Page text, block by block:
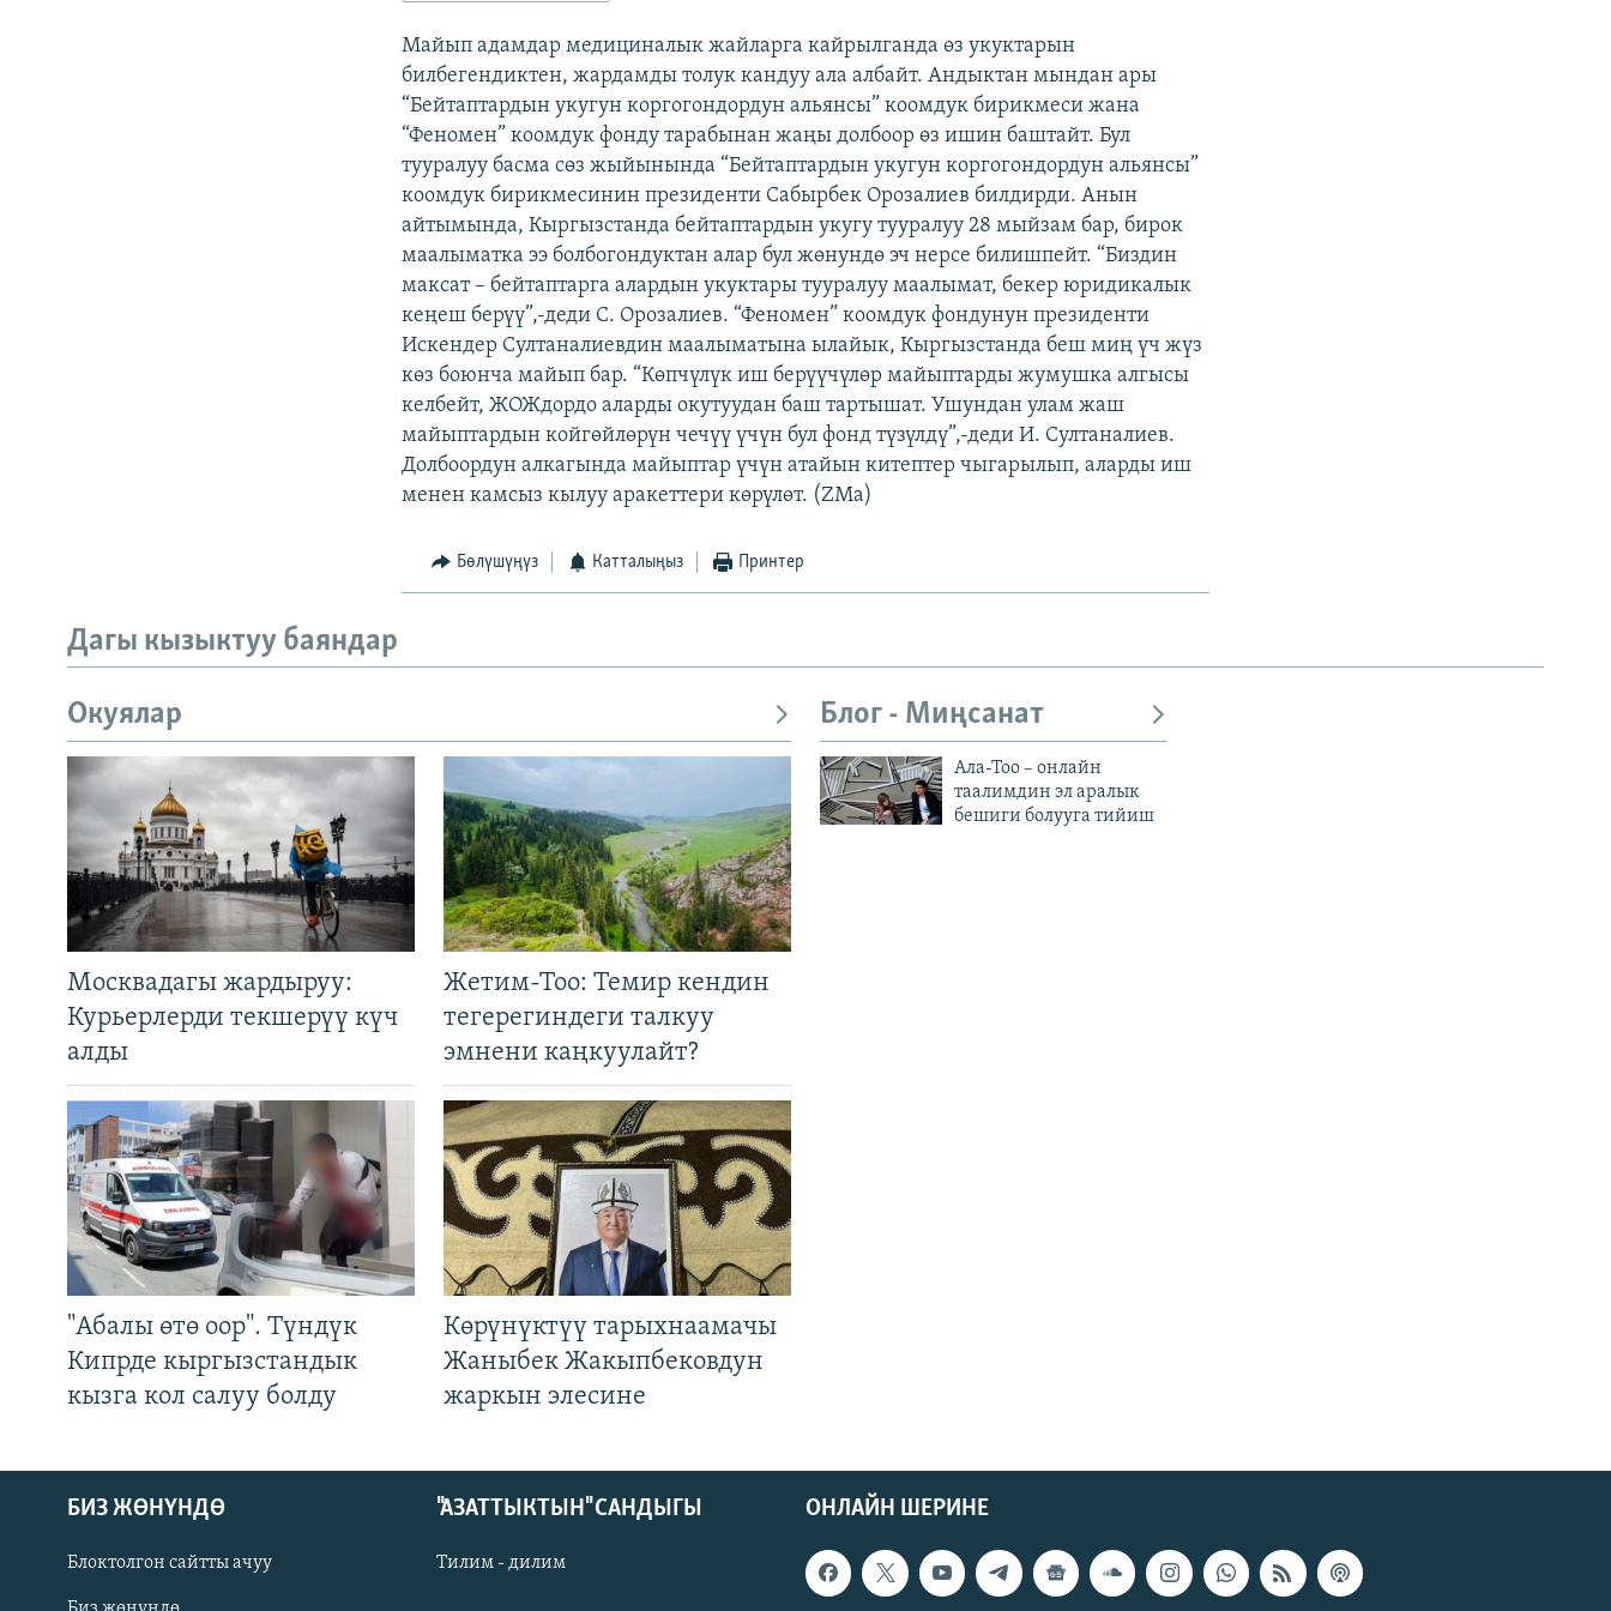
Майып адамдар медициналык жайларга кайрылганда өз укуктарын
билбегендиктен, жардамды толук кандуу ала албайт. Андыктан мындан ары
“Бейтаптардын укугун коргогондордун альянсы” коомдук бирикмеси жана
“Феномен” коомдук фонду тарабынан жаңы долбоор өз ишин баштайт. Бул
тууралуу басма сөз жыйынында “Бейтаптардын укугун коргогондордун альянсы”
коомдук бирикмесинин президенти Сабырбек Орозалиев билдирди. Анын
айтымында, Кыргызстанда бейтаптардын укугу тууралуу 28 мыйзам бар, бирок
маалыматка ээ болбогондуктан алар бул жөнундө эч нерсе билишпейт. “Биздин
максат – бейтаптарга алардын укуктары тууралуу маалымат, бекер юридикалык
кеңеш берүү”,-деди С. Орозалиев. “Феномен” коомдук фондунун президенти
Искендер Султаналиевдин маалыматына ылайык, Кыргызстанда беш миң үч жүз
көз боюнча майып бар. “Көпчүлүк иш берүүчүлөр майыптарды жумушка алгысы
келбейт, ЖОЖдордо аларды окутуудан баш тартышат. Ушундан улам жаш
майыптардын койгөйлөрүн чечүү үчүн бул фонд түзүлдү”,-деди И. Султаналиев.
Долбоордун алкагында майыптар үчүн атайын китептер чыгарылып, аларды иш
менен камсыз кылуу аракеттери көрүлөт. (ZMa)
Бөлүшүңүз Катталыңыз Принтер
Дагы кызыктуу баяндар
Окуялар
Москвадагы жардыруу:
Курьерлерди текшерүү күч
алды
Жетим-Тоо: Темир кендин
тегерегиндеги талкуу
эмнени каңкуулайт?
"Абалы өтө оор". Түндүк
Кипрде кыргызстандык
кызга кол салуу болду
Көрүнүктүү тарыхнаамачы
Жаныбек Жакыпбековдун
жаркын элесине
Блог - Миңсанат
Ала-Тоо – онлайн
таалимдин эл аралык
бешиги болууга тийиш
ОНЛАЙН ШЕРИНЕ
БИЗ ЖӨНҮНДӨ
Блоктолгон сайтты ачуу
"АЗАТТЫКТЫН" САНДЫГЫ
Тилим - дилим